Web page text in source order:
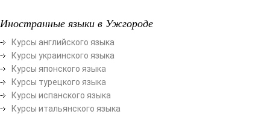
Иностранные языки в Ужгороде
Курсы английского языка
Курсы украинского языка
Курсы японского языка
Курсы турецкого языка
Курсы испанского языка
Курсы итальянского языка